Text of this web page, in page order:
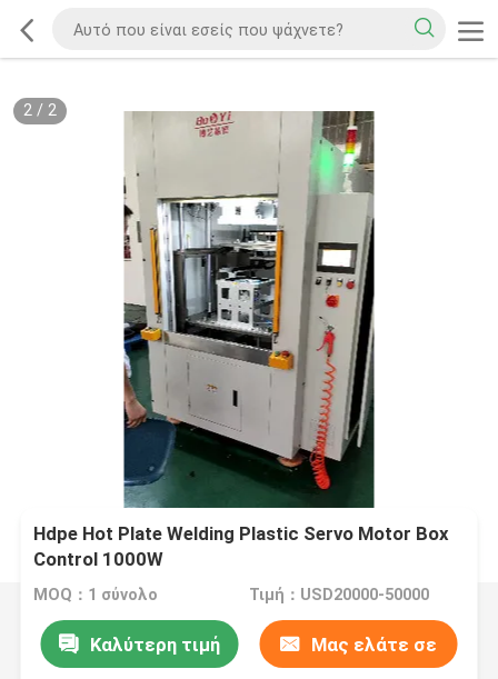
2/ 2
Hdpe Hot Plate Welding Plastic Servo Motor Box
Control 1000W
MOQ：1 σύνολο Τιμή：USD20000-50000
Καλύτερη τιμή Μας ελάτε σε